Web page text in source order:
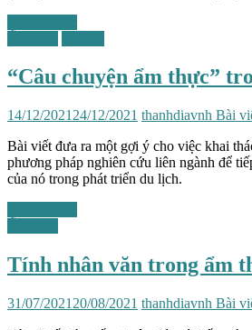
“Câu chuyện ẩm thực”
14/12/2021 24/12/2021 thanhdiavnh Bài
Bài viết đưa ra một gợi ý cho việc khai
phương pháp nghiên cứu liên ngành để
của nó trong phát triển du lịch.
Tính nhân văn trong ẩm
31/07/2021 20/08/2021 thanhdiavnh Bài